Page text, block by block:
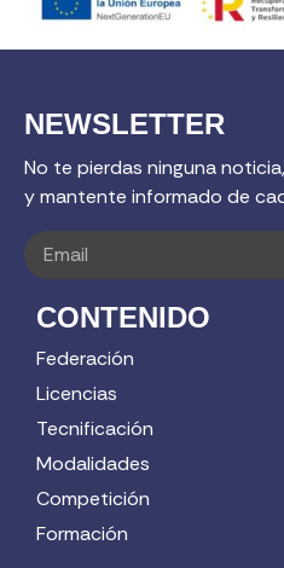
NEWSLETTER
No te pierdas ninguna noticia,
y mantente informado de
CONTENIDO
Federación
Licencias
Tecnificación
Modalidades
Competición
Formación